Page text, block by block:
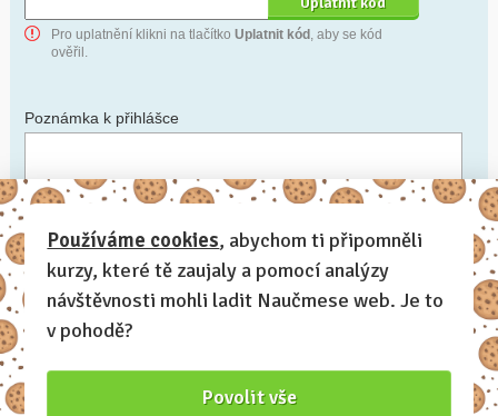
Pro uplatnění klikni na tlačítko Uplatnit kód , aby se kód
ověřil.
Poznámka k přihlášce
Chceš-li se na cokoli zeptat, nebo ke své přihlášce poznamenat.
Anonymní profil – odesláním přihlášky se automaticky
vytvoří tvůj profil na Naučmese. Zatrhni tuto volbu a profil
bude skrytý.
Chci dostávat Naučmese newsletter
Používáme cookies, abychom ti připomněli
kurzy, které tě zaujaly a pomocí analýzy
návštěvnosti mohli ladit Naučmese web. Je to
v pohodě?
Povolit vše